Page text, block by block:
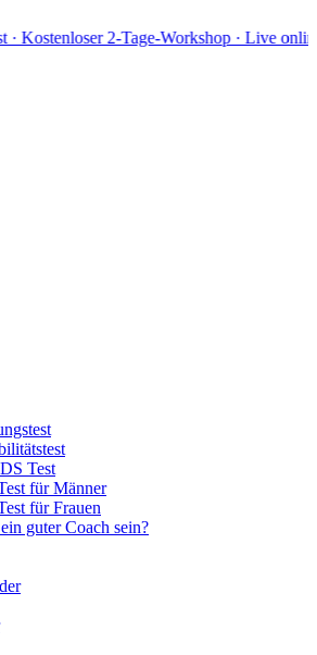
2-Tage-Workshop · Live online
Test
für Männer
für Frauen
guter Coach sein?